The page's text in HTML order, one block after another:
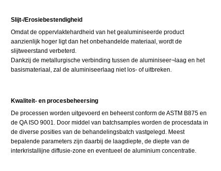
Slijt-/Erosiebestendigheid
Omdat de oppervlaktehardheid van het gealuminiseerde product
aanzienlijk hoger ligt dan het onbehandelde materiaal, wordt de
slijtweerstand verbeterd.
Dankzij de metallurgische verbinding tussen de aluminiseer¬laag en het
basismateriaal, zal de aluminiseerlaag niet los- of uitbreken.
Kwaliteit- en procesbeheersing
De processen worden uitgevoerd en beheerst conform de ASTM B875 en
de QA ISO 9001. Door middel van batchsamples worden de procesdata in
de diverse posities van de behandelingsbatch vastgelegd. Meest
bepalende parameters zijn daarbij de laagdiepte, de diepte van de
interkristallijne diffusie-zone en eventueel de aluminium concentratie.